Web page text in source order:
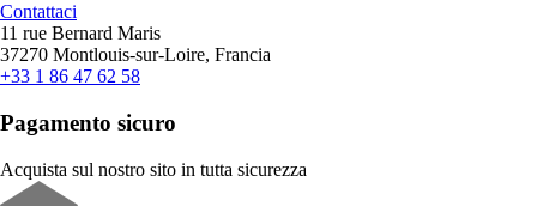
Contattaci
11 rue Bernard Maris
37270 Montlouis-sur-Loire, Francia
+33 1 86 47 62 58
Pagamento sicuro
Acquista sul nostro sito in tutta sicurezza